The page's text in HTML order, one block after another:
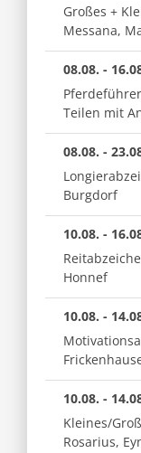
Großes +
Messana,
08.08. -
Teilen mit
08.08. -
Burgdorf
10.08. -
Honnef
10.08. -
10.08. -
Kleines/
Rosarius,